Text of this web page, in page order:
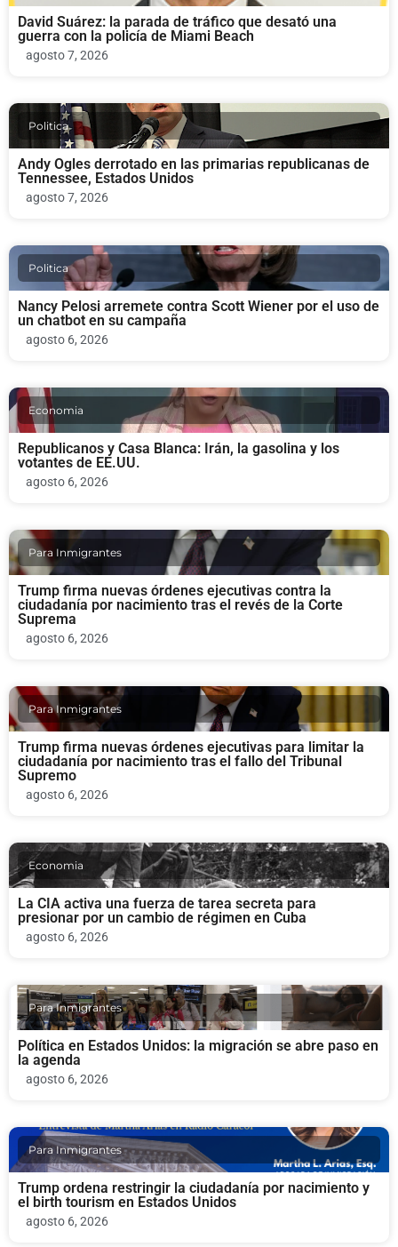
David Suárez: la parada de tráfico que desató una
guerra con la policía de Miami Beach
agosto 7, 2026
Politica
Andy Ogles derrotado en las primarias republicanas de
Tennessee, Estados Unidos
agosto 7, 2026
Politica
Nancy Pelosi arremete contra Scott Wiener por el uso de
un chatbot en su campaña
agosto 6, 2026
Economia
Republicanos y Casa Blanca: Irán, la gasolina y los
votantes de EE.UU.
agosto 6, 2026
Para Inmigrantes
Trump firma nuevas órdenes ejecutivas contra la
ciudadanía por nacimiento tras el revés de la Corte
Suprema
agosto 6, 2026
Para Inmigrantes
Trump firma nuevas órdenes ejecutivas para limitar la
ciudadanía por nacimiento tras el fallo del Tribunal
Supremo
agosto 6, 2026
Economia
La CIA activa una fuerza de tarea secreta para
presionar por un cambio de régimen en Cuba
agosto 6, 2026
Para Inmigrantes
Política en Estados Unidos: la migración se abre paso en
la agenda
agosto 6, 2026
Para Inmigrantes
Trump ordena restringir la ciudadanía por nacimiento y
el birth tourism en Estados Unidos
agosto 6, 2026